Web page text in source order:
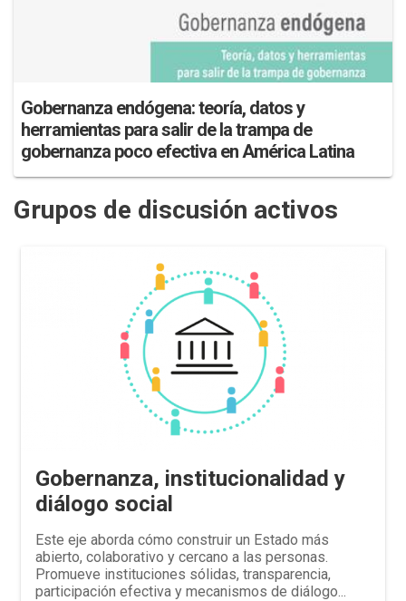
Gobernanza endógena: teoría, datos y
herramientas para salir de la trampa de
gobernanza poco efectiva en América Latina
Grupos de discusión activos
Gobernanza, institucionalidad y
diálogo social
Este eje aborda cómo construir un Estado más
abierto, colaborativo y cercano a las personas.
Promueve instituciones sólidas, transparencia,
participación efectiva y mecanismos de diálogo...